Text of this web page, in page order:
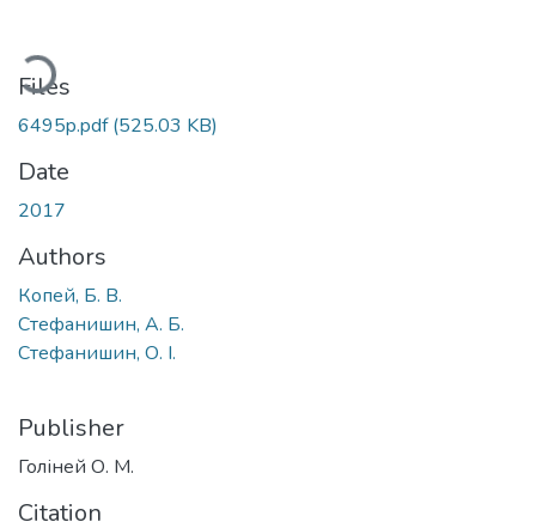
Files
6495p.pdf(525.03 KB)
Date
2017
Authors
Копей, Б. В.
Стефанишин, А. Б.
Стефанишин, О. І.
Publisher
Голіней О. М.
Citation